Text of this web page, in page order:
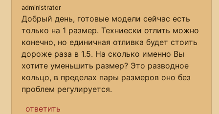
administrator
Добрый день, готовые модели сейчас есть
только на 1 размер. Техниески отлить можно
конечно, но единичная отливка будет стоить
дороже раза в 1.5. На сколько именно Вы
хотите уменьшить размер? Это разводное
кольцо, в пределах пары размеров оно без
проблем регулируется.
ответить